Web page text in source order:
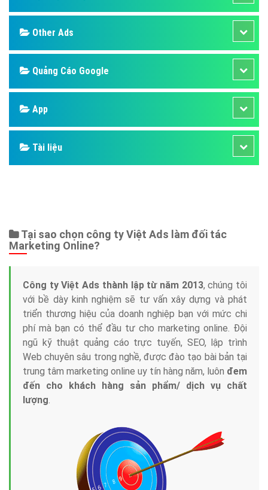
SEO
Banner
Facebook
Google
Other Ads
Quảng Cáo Google
App